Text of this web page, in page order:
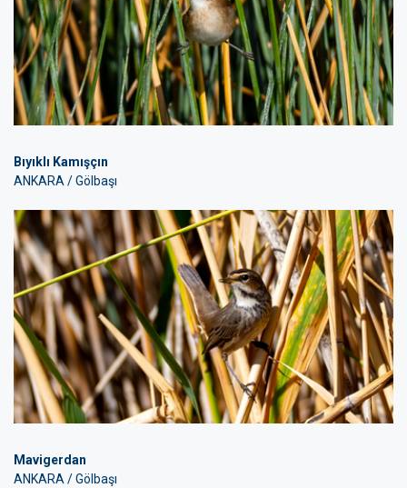
Bıyıklı Kamışçın
ANKARA / Gölbaşı
Mavigerdan
ANKARA / Gölbaşı